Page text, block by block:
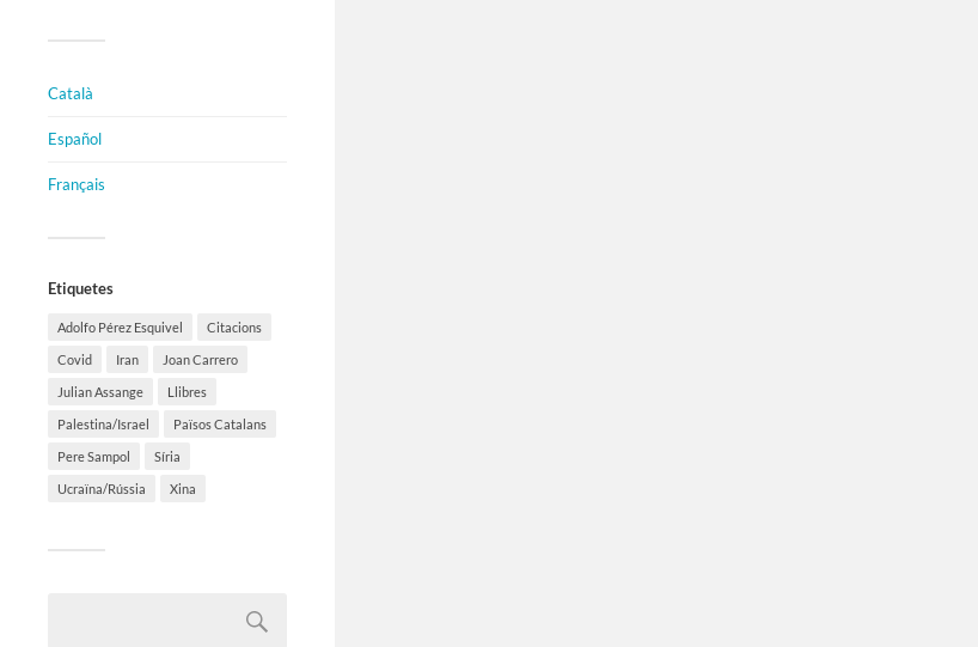
Català
Español
Français
Etiquetes
Adolfo Pérez Esquivel Citacions
Covid Iran Joan Carrero
Julian Assange Llibres
Palestina/Israel Països Catalans
Pere Sampol Síria
Ucraïna/Rússia Xina